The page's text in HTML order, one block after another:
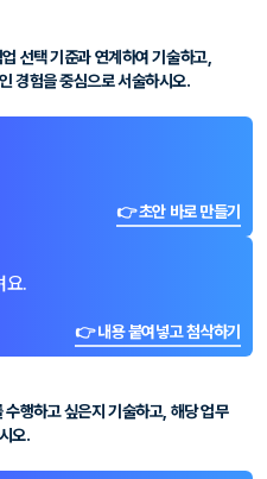
선택 기준과 연계하여 기술하고,
경험을 중심으로 서술하시오.
👉 초안 바로 만들기
요.
👉 내용 붙여넣고 첨삭하기
행하고 싶은지 기술하고, 해당 업무
오.